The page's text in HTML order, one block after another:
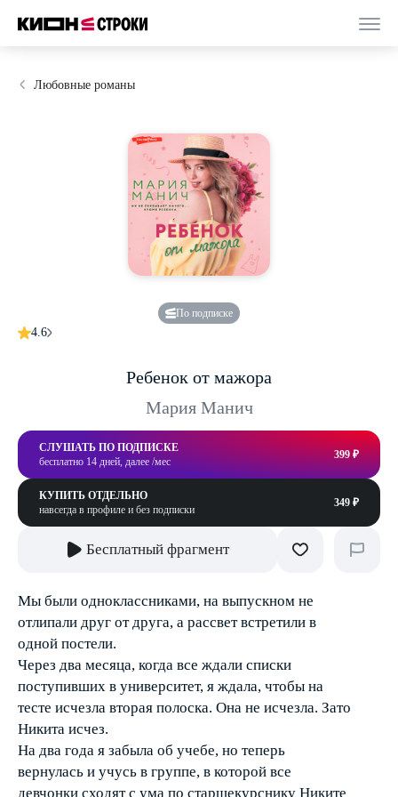
Любовные романы
По подписке
4.6
Ребенок от мажора
Мария Манич
СЛУШАТЬ ПО ПОДПИСКЕ
бесплатно 14 дней, далее /мес
399 ₽
КУПИТЬ ОТДЕЛЬНО
навсегда в профиле и без подписки
349 ₽
Бесплатный фрагмент
Мы были одноклассниками, на выпускном не
отлипали друг от друга, а рассвет встретили в
одной постели.
Через два месяца, когда все ждали списки
поступивших в университет, я ждала, чтобы на
тесте исчезла вторая полоска. Она не исчезла. Зато
Никита исчез.
На два года я забыла об учебе, но теперь
вернулась и учусь в группе, в которой все
девчонки сходят с ума по старшекурснику Никите